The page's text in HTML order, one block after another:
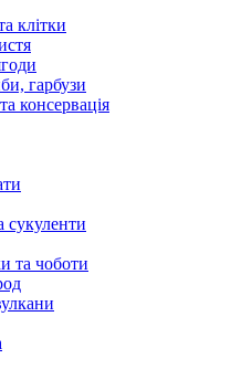
клітки
гарбузи
консервація
сукуленти
та чоботи